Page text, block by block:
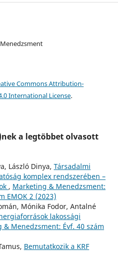
Commons Attribution-
International License.
a legtöbbet olvasott
László Dinya, Társadalmi
komplex rendszerében –
, Marketing & Menedzsment:
EMOK 2 (2023)
Mónika Fodor, Antalné
lakossági
& Menedzsment: Évf. 40 szám
Bemutatkozik a KRF